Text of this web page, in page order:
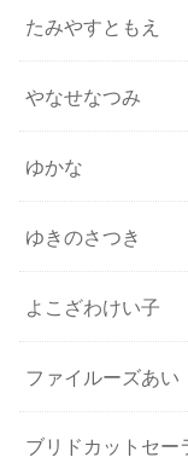
たみやすともえ
やなせなつみ
ゆかな
ゆきのさつき
よこざわけい子
ファイルーズあい
ブリドカットセー